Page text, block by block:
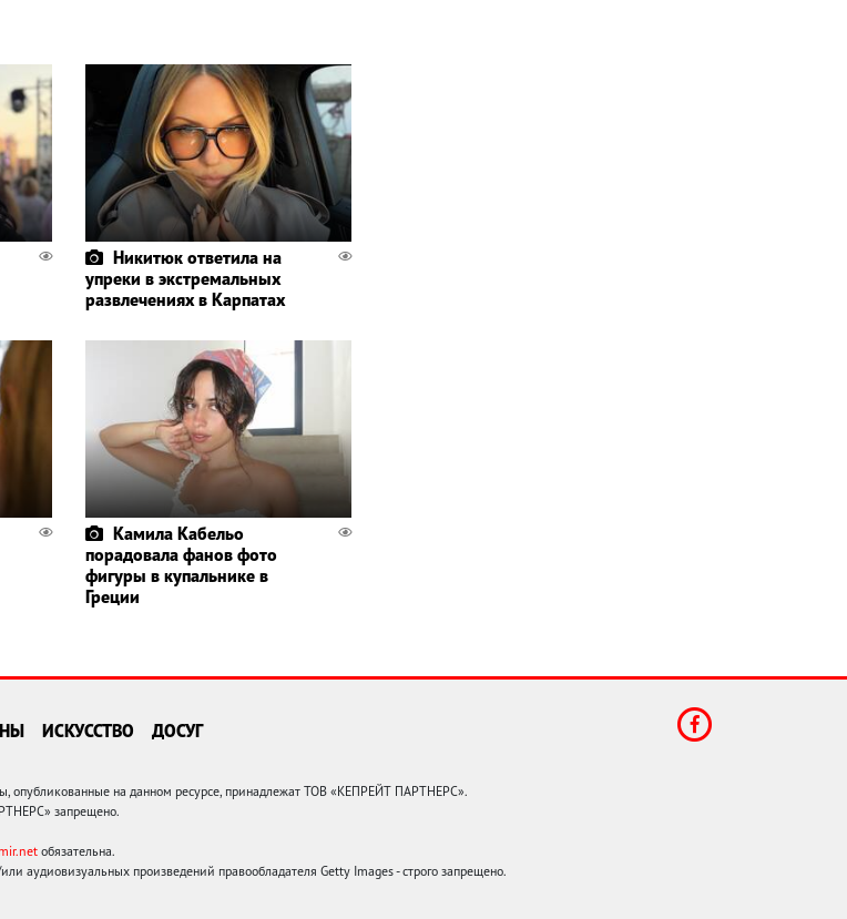
Никитюк ответила на
упреки в экстремальных
развлечениях в Карпатах
Камила Кабельо
порадовала фанов фото
фигуры в купальнике в
Греции
ИСКУССТВО ДОСУГ
на данном ресурсе, принадлежат ТОВ «КЕПРЕЙТ ПАРТНЕРС».
запрещено.
обязательна.
аудиовизуальных произведений правообладателя Getty Images - строго запрещено.